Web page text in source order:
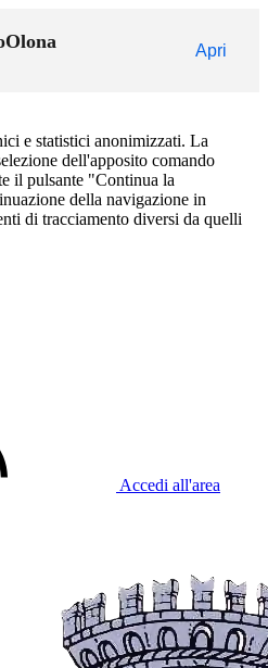
Apri
e statistici anonimizzati. La
dell'apposito comando
il pulsante "Continua la
della navigazione in
di tracciamento diversi da quelli
Accedi all'area